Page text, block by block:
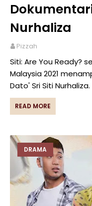
Nurhaliza
Pizzah
Siti: Are You Ready?
Malaysia 2021
Dato' Sri Siti
READ MORE
DRAMA